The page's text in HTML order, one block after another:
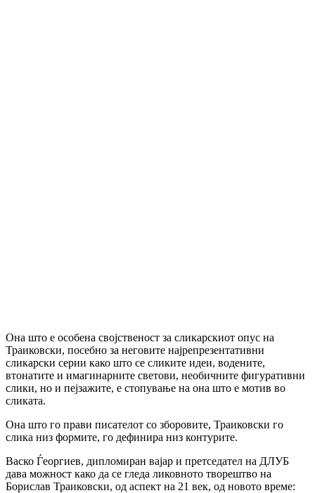
Она што е особена својственост за сликарскиот опус на
Траиковски, посебно за неговите најрепрезентативни
сликарски серии како што се сликите идеи, водените,
втонатите и имагинарните светови, необичните фигуративни
слики, но и пејзажите, е стопување на она што е мотив во
сликата.
Она што го прави писателот со зборовите, Траиковски го
слика низ формите, го дефинира низ контурите.
Васко Ѓеоргиев, дипломиран вајар и претседател на ДЛУБ
дава можност како да се гледа ликовното творештво на
Борислав Траиковски, од аспект на 21 век, од новото време: